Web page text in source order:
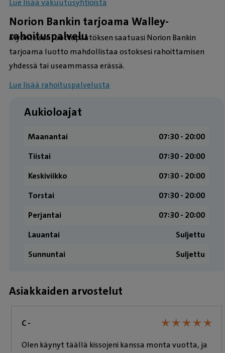
Norion Bankin tarjoama Walley-
rahoituspalvelu
Myönteisen luottopäätöksen saatuasi Norion Bankin
tarjoama luotto mahdollistaa ostoksesi rahoittamisen
yhdessä tai useammassa erässä.
Lue lisää rahoituspalvelusta
Aukioloajat
Maanantai
07:30 ­- 20:00
Tiistai
07:30 ­- 20:00
Keskiviikko
07:30 ­- 20:00
Torstai
07:30 ­- 20:00
Perjantai
07:30 ­- 20:00
Lauantai
Suljettu
Sunnuntai
Suljettu
Asiakkaiden arvostelut
C - ★★★★★
★★★★★
Olen käynyt täällä kissojeni kanssa monta vuotta, ja